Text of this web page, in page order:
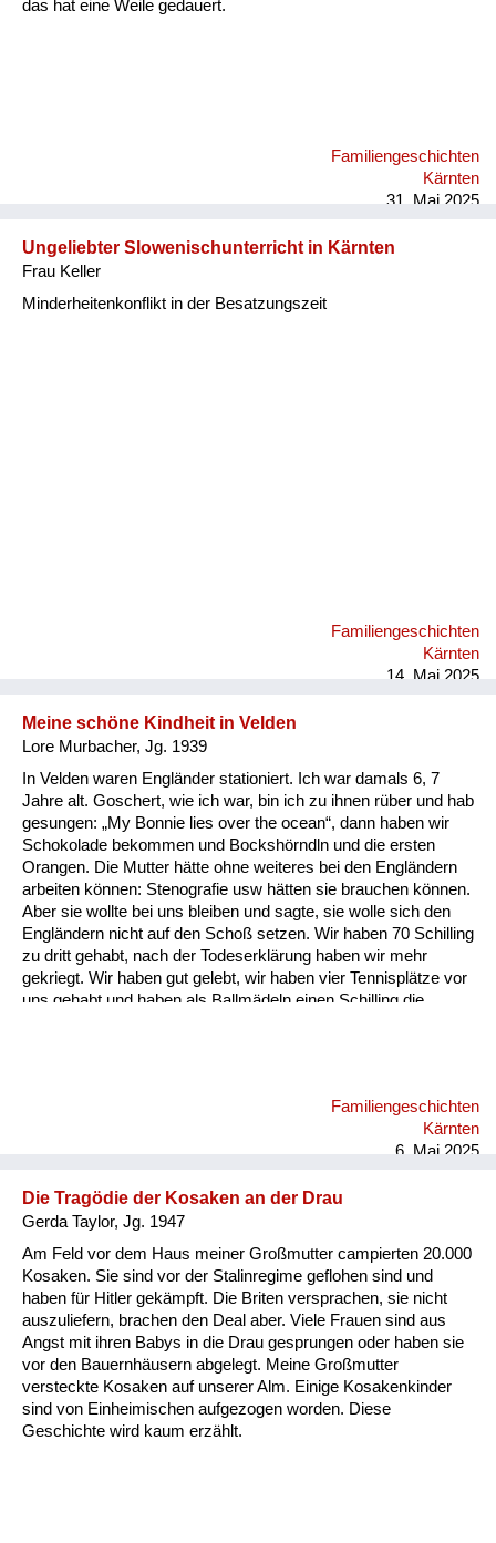
das hat eine Weile gedauert.
Familiengeschichten
Kärnten
31. Mai 2025
Ungeliebter Slowenischunterricht in Kärnten
Frau Keller
Minderheitenkonflikt in der Besatzungszeit
Familiengeschichten
Kärnten
14. Mai 2025
Meine schöne Kindheit in Velden
Lore Murbacher, Jg. 1939
In Velden waren Engländer stationiert. Ich war damals 6, 7
Jahre alt. Goschert, wie ich war, bin ich zu ihnen rüber und hab
gesungen: „My Bonnie lies over the ocean“, dann haben wir
Schokolade bekommen und Bockshörndln und die ersten
Orangen. Die Mutter hätte ohne weiteres bei den Engländern
arbeiten können: Stenografie usw hätten sie brauchen können.
Aber sie wollte bei uns bleiben und sagte, sie wolle sich den
Engländern nicht auf den Schoß setzen. Wir haben 70 Schilling
zu dritt gehabt, nach der Todeserklärung haben wir mehr
gekriegt. Wir haben gut gelebt, wir haben vier Tennisplätze vor
uns gehabt und haben als Ballmädeln einen Schilling die
ein freies Leben damals in Velden. An den Vater haben wir nur
Familiengeschichten
Kärnten
6. Mai 2025
Die Tragödie der Kosaken an der Drau
Gerda Taylor, Jg. 1947
Am Feld vor dem Haus meiner Großmutter campierten 20.000
Kosaken. Sie sind vor der Stalinregime geflohen sind und
haben für Hitler gekämpft. Die Briten versprachen, sie nicht
auszuliefern, brachen den Deal aber. Viele Frauen sind aus
Angst mit ihren Babys in die Drau gesprungen oder haben sie
vor den Bauernhäusern abgelegt. Meine Großmutter
versteckte Kosaken auf unserer Alm. Einige Kosakenkinder
sind von Einheimischen aufgezogen worden. Diese
Geschichte wird kaum erzählt.